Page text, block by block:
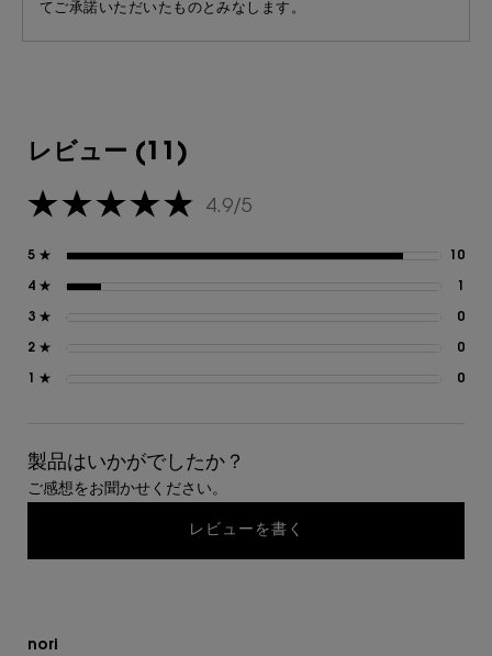
てご承諾いただいたものとみなします。
便（ライトコース・レギュラーコース）
ご注文後において、製品のリニューアル等に応じ、現品、試
す。本サービスご注文後のお客様については、以下の各号の
じるものとさせていただきます。その場合は、イヴ・サンロ
ーラン・ボーテから該当するお客様に事前にご連絡をさせて
に指定の方法でご連絡いただくことにより、ご継続、或いは
ご解約されるかをご選択いただけます。変更のお知らせ後に
(1)本サービスの内容や価格等の変更がお客様の一般の利益に
適合する場合
の相当性、その他の変更に係る事情に照らして合理性がある
レビュー (11)
5星中4.9。 4.9/5
5 ★ 10
4 ★ 1
3 ★ 0
2 ★ 0
1 ★ 0
製品はいかがでしたか？
ご感想をお聞かせください。
レビューを書く
nori